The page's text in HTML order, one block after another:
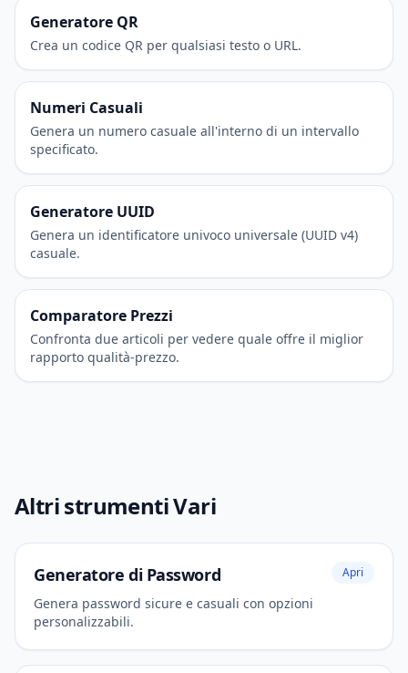
Generatore QR
Crea un codice QR per qualsiasi testo o URL.
Numeri Casuali
Genera un numero casuale all'interno di un intervallo
specificato.
Generatore UUID
Genera un identificatore univoco universale (UUID v4)
casuale.
Comparatore Prezzi
Confronta due articoli per vedere quale offre il miglior
rapporto qualità-prezzo.
Altri strumenti Vari
Generatore di Password Apri
Genera password sicure e casuali con opzioni
personalizzabili.